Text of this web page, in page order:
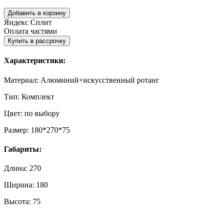
Яндекс Сплит
Оплата частями
Характеристики:
Материал: Алюминий+искусственный ротанг
Тип: Комплект
Цвет: по выбору
Размер: 180*270*75
Габариты:
Длина: 270
Ширина: 180
Высота: 75